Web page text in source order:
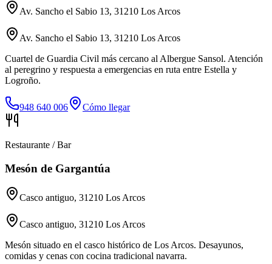
Av. Sancho el Sabio 13, 31210 Los Arcos
Av. Sancho el Sabio 13, 31210 Los Arcos
Cuartel de Guardia Civil más cercano al Albergue Sansol. Atención
al peregrino y respuesta a emergencias en ruta entre Estella y
Logroño.
948 640 006 Cómo llegar
Restaurante / Bar
Mesón de Gargantúa
Casco antiguo, 31210 Los Arcos
Casco antiguo, 31210 Los Arcos
Mesón situado en el casco histórico de Los Arcos. Desayunos,
comidas y cenas con cocina tradicional navarra.